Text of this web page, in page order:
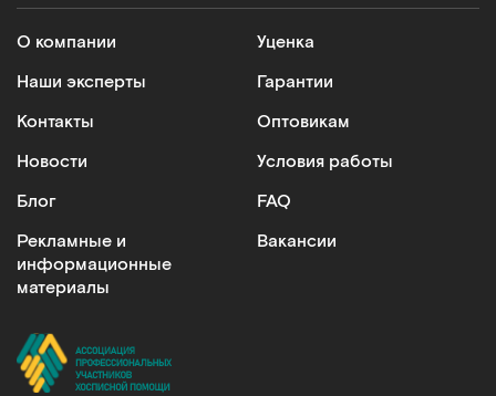
О компании
Наши эксперты
Контакты
Новости
Блог
Рекламные и
информационные
материалы
Уценка
Гарантии
Оптовикам
Условия работы
FAQ
Вакансии